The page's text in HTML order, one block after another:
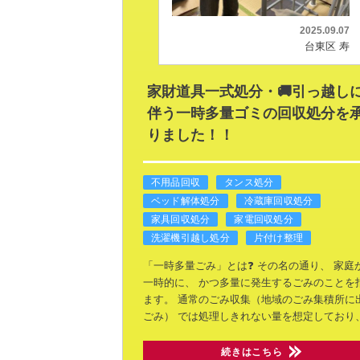
2025.09.07
台東区 寿
家財道具一式処分・🚚引っ越し
伴う一時多量ゴミの回収処分を
りました！！
不用品回収
タンス処分
ベッド解体処分
冷蔵庫回収処分
家具回収処分
家電回収処分
洗濯機引越し処分
片付け整理
「一時多量ごみ」とは❓ その名の通り、
家庭
一時的に、
かつ多量に発生するごみのことを
ます。
通常のごみ収集（地域のごみ集積所に
ごみ）
では処理しきれない量を想定しており、
続きはこちら